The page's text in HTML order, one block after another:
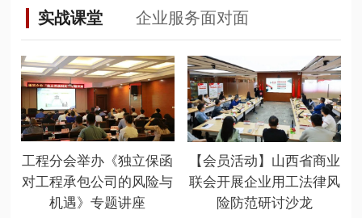
林当选为秘书长，程晋秀、魏勇分别
当选为副秘书长。 (省工商联二级巡
能新智造”为主题，聚集行业大咖共商
新时代发展大计。坚持“稳中求进，以
进促稳，先破后立”总要求，适应新质
生产力发展要求，推动行业高质量发
门、高校院所及大型企业的联系合
作，促进优惠政策和产学研用一体化
落地生根，更大限度地为会员发展提
基，在涉及业务合作和重大问题上相
谊。 岳泰宇表示徐工集团近年来始终
坚持自主创新，建设先进完整、自主
可控的产业链、创新链、供应链体
系，积极执行总书记“科技创新是发展
新质生产力的核心要素”这一重要论
断，为徐工集团高质量发展提供坚实
基础。 未来双方将加强组织领导，以
更高标准、更严要求做好各环节工
城出席会议并发表重要讲话。 百度智
能云、华廷集团华廷数智公司、上海
山源、山西高河能源、重庆梅安森、
精英数智、国家超级计算太原中心的
专家进行了经验分享，其中华廷集团
华廷数智公司段武举副总围绕“视觉大
模型在煤矿行业的落地应用实践”同大
家沟通交流。 山西省有关部门相关负
责人、各煤炭企事业单位负责数字
化、智能化相关同志、各类煤炭信息
实战课堂 企业服务面对面
工程分会举办《独立保函
对工程承包公司的风险与
机遇》专题讲座
【会员活动】山西省商业
联会开展企业用工法律风
险防范研讨沙龙